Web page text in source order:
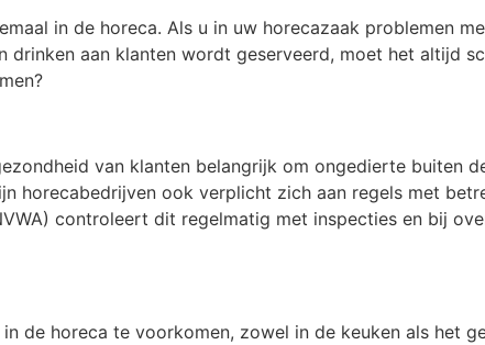
in de horeca. Als u in uw horecazaak problemen
aan klanten wordt geserveerd, moet het altijd
van klanten belangrijk om ongedierte buiten
horecabedrijven ook verplicht zich aan regels met
controleert dit regelmatig met inspecties en bij
de horeca te voorkomen, zowel in de keuken als het